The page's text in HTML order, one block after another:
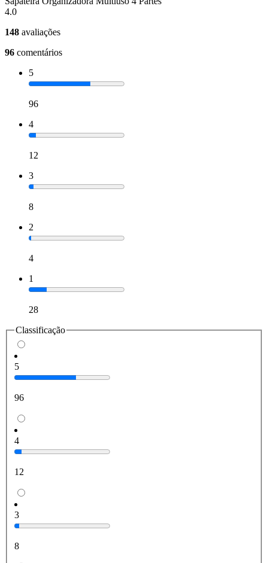
4.0
148 avaliações
96 comentários
5
96
4
12
3
8
2
4
1
28
Classificação
5
96
4
12
3
8